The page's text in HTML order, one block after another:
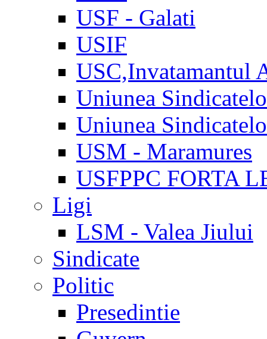
USF - Galati
USIF
USC,Invatamantul
Uniunea
Uniunea
USM - Maramures
USFPPC FORTA
Ligi
LSM - Valea Jiului
Sindicate
Politic
Presedintie